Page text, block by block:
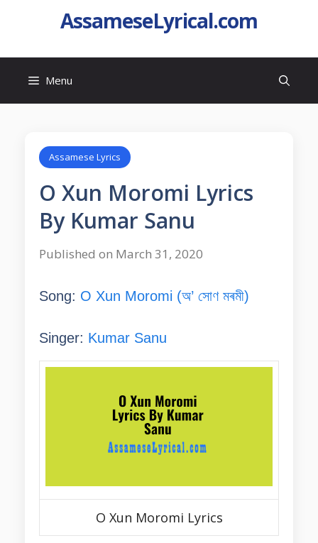
AssameseLyrical.com
Menu
Assamese Lyrics
O Xun Moromi Lyrics
By Kumar Sanu
Published on March 31, 2020
Song: O Xun Moromi (অ’ সোণ মৰমী)
Singer: Kumar Sanu
O Xun Moromi Lyrics